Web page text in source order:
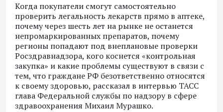
Когда покупатели смогут самостоятельно
проверить легальность лекарств прямо в аптеке,
почему через шесть лет на рынке не останется
непромаркированных препаратов, почему
регионы попадают под внеплановые проверки
Росздравнадзора, кого коснется «контрольная
закупка» и какие проблемы существуют в связи с
тем, что граждане РФ безответственно относятся
к своему здоровью, рассказал в интервью ТАСС
глава Федеральной службы по надзору в сфере
здравоохранения Михаил Мурашко.